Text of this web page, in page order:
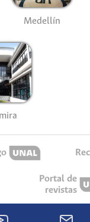
Medellín
Portal de
revistas